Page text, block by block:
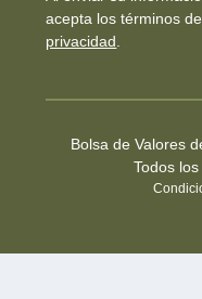
acepta los términos
privacidad
Bolsa de Valores
Todos